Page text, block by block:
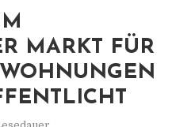
MARKT FÜR